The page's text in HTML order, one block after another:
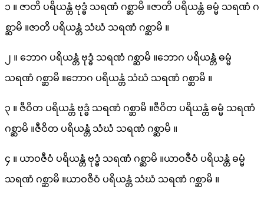
၁ ။ ဇာတိ ပရိယန္တံ ဗုဒ္ဓံ သရဏံ ဂစ္ဆာမိ ။ဇာတိ ပရိယန္တံ ဓမ္မံ သရဏံ ဂ
စ္ဆာမိ ။ဇာတိ ပရိယန္တံ သံဃံ သရဏံ ဂစ္ဆာမိ ။
၂ ။ ဘောဂ ပရိယန္တံ ဗုဒ္ဓံ သရဏံ ဂစ္ဆာမိ ။ဘောဂ ပရိယန္တံ ဓမ္မံ
သရဏံ ဂစ္ဆာမိ ။ဘောဂ ပရိယန္တံ သံဃံ သရဏံ ဂစ္ဆာမိ ။
၃ ။ ဇီဝိတ ပရိယန္တံ ဗုဒ္ဓံ သရဏံ ဂစ္ဆာမိ ။ဇီဝိတ ပရိယန္တံ ဓမ္မံ သရဏံ
ဂစ္ဆာမိ ။ဇီဝိတ ပရိယန္တံ သံဃံ သရဏံ ဂစ္ဆာမိ ။
၄ ။ ယာဝဇီဝံ ပရိယန္တံ ဗုဒ္ဓံ သရဏံ ဂစ္ဆာမိ ။ယာဝဇီဝံ ပရိယန္တံ ဓမ္မံ
သရဏံ ဂစ္ဆာမိ ။ယာဝဇီဝံ ပရိယန္တံ သံဃံ သရဏံ ဂစ္ဆာမိ ။